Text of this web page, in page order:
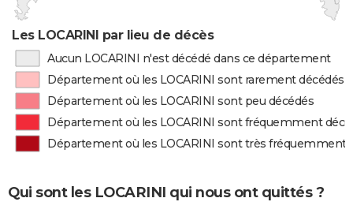
Les LOCARINI par lieu de décès
Aucun LOCARINI n'est décédé dans ce département
Département où les LOCARINI sont rarement décédés
Département où les LOCARINI sont peu décédés
Département où les LOCARINI sont fréquemment
Département où les LOCARINI sont très fréquemment
Qui sont les LOCARINI qui nous ont quittés ?